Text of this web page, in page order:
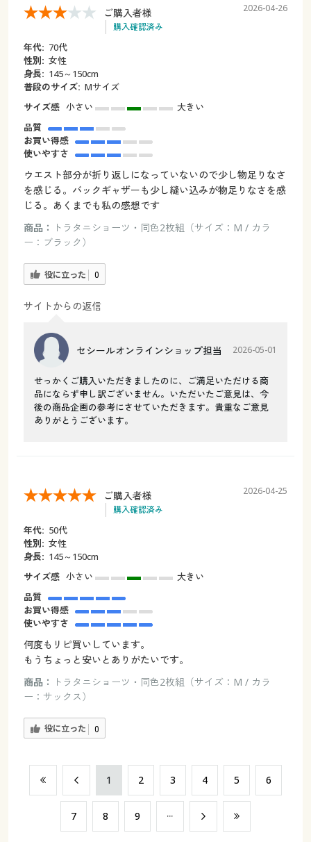
ご購入者様
購入確認済み
2026-04-26
年代: 70代
性別: 女性
身長: 145～150cm
普段のサイズ: Mサイズ
サイズ感 小さい
大きい
品質
お買い得感
使いやすさ
ウエスト部分が折り返しになっていないので少し物足りなさ
を感じる。バックギャザーも少し縫い込みが物足りなさを感
じる。あくまでも私の感想です
商品：
トラタニショーツ・同色2枚組（サイズ：M / カラ
ー：ブラック）
役に立った 0
サイトからの返信
セシールオンラインショップ担当 2026-05-01
せっかくご購入いただきましたのに、ご満足いただける商
品にならず申し訳ございません。いただいたご意見は、今
後の商品企画の参考にさせていただきます。貴重なご意見
ありがとうございます。
ご購入者様
購入確認済み
2026-04-25
年代: 50代
性別: 女性
身長: 145～150cm
サイズ感 小さい
大きい
品質
お買い得感
使いやすさ
何度もリピ買いしています。
もうちょっと安いとありがたいです。
商品：
トラタニショーツ・同色2枚組（サイズ：M / カラ
ー：サックス）
役に立った 0
​1 ​2 ​3 ​4 ​5 ​6
​7 ​8 ​9